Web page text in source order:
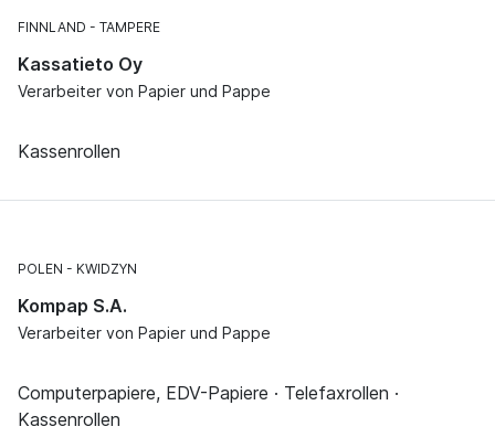
FINNLAND TAMPERE
Kassatieto Oy
Verarbeiter von Papier und Pappe
Kassenrollen
POLEN KWIDZYN
Kompap S.A.
Verarbeiter von Papier und Pappe
Computerpapiere, EDV-Papiere · Telefaxrollen ·
Kassenrollen